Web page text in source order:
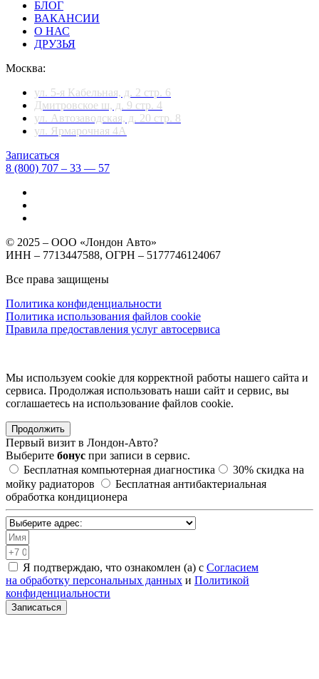
БЛОГ
ВАКАНСИИ
О НАС
ДРУЗЬЯ
Москва:
ул. 5-я Кабельная, д. 2 стр. 6
Дмитровское ш, д. 9 стр. 4
ул. Автозаводская, д. 20 стр. 8
ул. Ярмарочная 4А
Записаться
8 (800) 707 – 33 — 57
© 2025 – ООО «Лондон Авто»
ИНН – 7713447588, ОГРН – 5177746124067
Все права защищены
Политика конфиденциальности
Политика использования файлов cookie
Правила предоставления услуг автосервиса
Мы используем cookie для корректной работы нашего сайта и
сервиса. Продолжая использовать наши сайт и сервис, вы
соглашаетесь на использование файлов сookie.
Продолжить
Первый визит в Лондон-Авто?
Выберите бонус при записи в сервис.
Бесплатная компьютерная диагностика
30% скидка на
мойку радиаторов
Бесплатная антибактериальная
обработка кондиционера
Я подтверждаю, что ознакомлен (а) с Согласием
на обработку персональных данных и Политикой
конфиденциальности
Записаться